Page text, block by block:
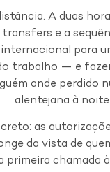
A duas
e a
internacional para
trabalho — e
ande perdido
alentejana à noite.
as
da vista de
primeira chamada